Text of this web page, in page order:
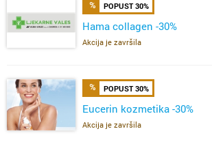
POPUST 30%
Hama collagen -30%
Akcija je završila
POPUST 30%
Eucerin kozmetika -30%
Akcija je završila